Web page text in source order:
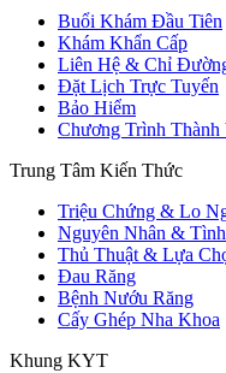
Buổi Khám Đầu Tiên
Khám Khẩn Cấp
Liên Hệ & Chỉ
Đặt Lịch Trực Tuyến
Bảo Hiểm
Chương Trình Thành
Trung Tâm Kiến Thức
Triệu Chứng & Lo
Nguyên Nhân &
Thủ Thuật & Lựa
Đau Răng
Bệnh Nướu Răng
Cấy Ghép Nha Khoa
Khung KYT